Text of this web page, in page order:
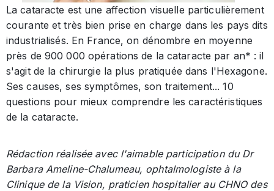
La cataracte est une affection visuelle particulièrement
courante et très bien prise en charge dans les pays dits
industrialisés. En France, on dénombre en moyenne
près de 900 000 opérations de la cataracte par an* : il
s'agit de la chirurgie la plus pratiquée dans l'Hexagone.
Ses causes, ses symptômes, son traitement... 10
questions pour mieux comprendre les caractéristiques
de la cataracte.
Rédaction réalisée avec l'aimable participation du Dr
Barbara Ameline-Chalumeau, ophtalmologiste à la
Clinique de la Vision, praticien hospitalier au CHNO des